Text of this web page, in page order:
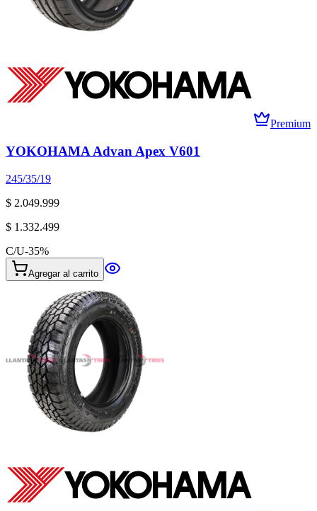
Premium
YOKOHAMA Advan Apex V601
245/35/19
$ 2.049.999
$ 1.332.499
C/U-35%
Agregar al carrito